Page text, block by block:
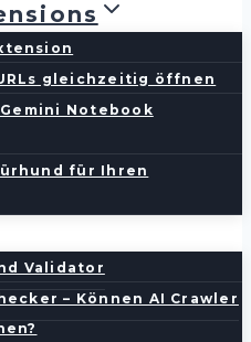
gleichzeitig öffnen
Notebook
für Ihren
Validator
– Können AI Crawler